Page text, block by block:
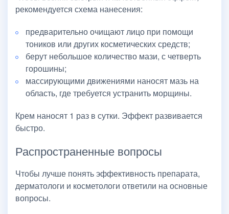
рекомендуется схема нанесения:
предварительно очищают лицо при помощи
тоников или других косметических средств;
берут небольшое количество мази, с четверть
горошины;
массирующими движениями наносят мазь на
область, где требуется устранить морщины.
Крем наносят 1 раз в сутки. Эффект развивается
быстро.
Распространенные вопросы
Чтобы лучше понять эффективность препарата,
дерматологи и косметологи ответили на основные
вопросы.